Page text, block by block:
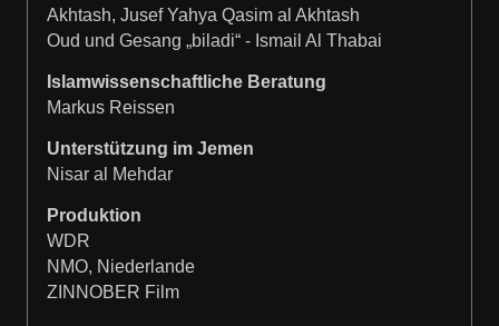
Akhtash, Jusef Yahya Qasim al Akhtash
Oud und Gesang „biladi“ - Ismail Al Thabai
Islamwissenschaftliche Beratung
Markus Reissen
Unterstützung im Jemen
Nisar al Mehdar
Produktion
WDR
NMO, Niederlande
ZINNOBER Film